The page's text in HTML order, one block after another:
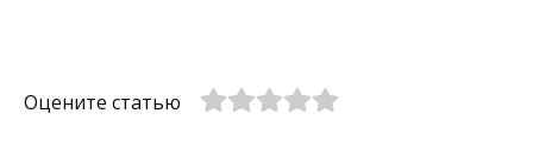
Оцените статью